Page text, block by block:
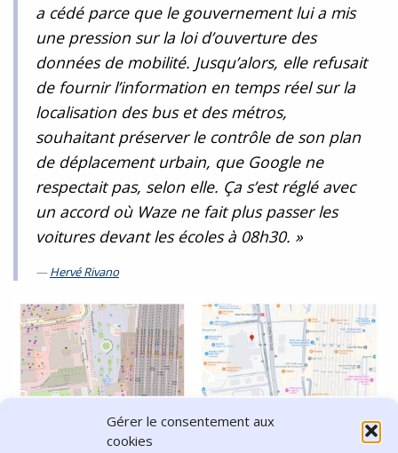
Gérer le consentement aux
cookies
a cédé parce que le gouvernement lui a mis
une pression sur la loi d’ouverture des
données de mobilité. Jusqu’alors, elle refusait
de fournir l’information en temps réel sur la
localisation des bus et des métros,
souhaitant préserver le contrôle de son plan
de déplacement urbain, que Google ne
respectait pas, selon elle. Ça s’est réglé avec
un accord où Waze ne fait plus passer les
voitures devant les écoles à 08h30. »
Hervé Rivano
Part-Dieu selon OpenStreetMap (logique des
communs) vs GoogleMaps (logique commerciale)